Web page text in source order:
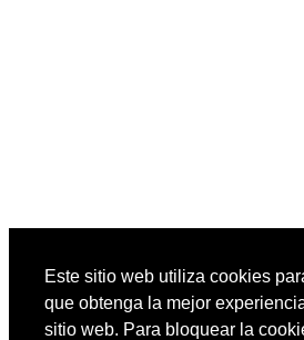
Este sitio web utiliza cookies
que obtenga la mejor
sitio web. Para bloquear la